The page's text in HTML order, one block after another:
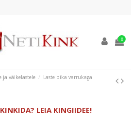
0
ja väikelastele
Laste pika varrukaga
LEIA KINGIIDEE!